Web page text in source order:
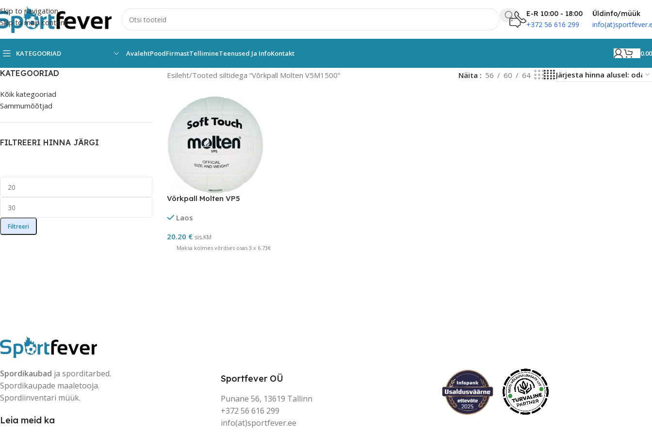
Skip to navigation
Skip to main content
E-R 10:00 - 18:00
+372 56 616 299
Üldinfo/müük
KATEGOORIAD AvalehtPoodFirmastTellimineTeenused Ja InfoKontakt
KATEGOORIAD
Kõik kategooriad
Sammumõõtjad
FILTREERI HINNA JÄRGI
Filtreeri
Esileht Tooted siltidega “Võrkpall Molten V5M1500” Näita 56 60 64
Võrkpall Molten VP5
Laos
20.20 € sis.KM
Maksa kolmes võrdses osas 3 x 6.73€
Spordikaubad ja sporditarbed.
Spordikaupade maaletooja.
Spordiinventari müük.
Leia meid ka
Sportfever OÜ
Punane 56, 13619 Tallinn
+372 56 616 299
info(at)sportfever.ee